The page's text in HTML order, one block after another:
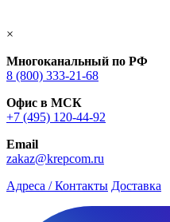
×
Многоканальный по РФ
8 (800) 333‑21-68
Офис в МСК
+7 (495) 120-44-92
Email
zakaz@krepcom.ru
Адреса / Контакты Доставка